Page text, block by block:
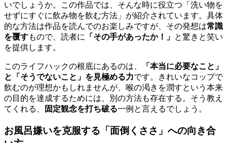
いでしょうか。この作品では、そんな時に役立つ「洗い物を
せずにすぐに飲み物を飲む方法」が紹介されています。具体
的な方法は作品を読んでのお楽しみですが、その発想は常識
を覆すもので、読者に 「その手があったか！」 と驚きと笑い
を提供します。
このライフハックの根底にあるのは、
「本当に必要なこと」
と「そうでないこと」を見極める力です。きれいなコップで
飲むのが理想かもしれませんが、喉の渇きを潤すという本来
の目的を達成するためには、別の方法も存在する。そう教え
てくれる、
固定観念を打ち破る一例と言えるでしょう。
お風呂嫌いを克服する「面倒くささ」への向き合